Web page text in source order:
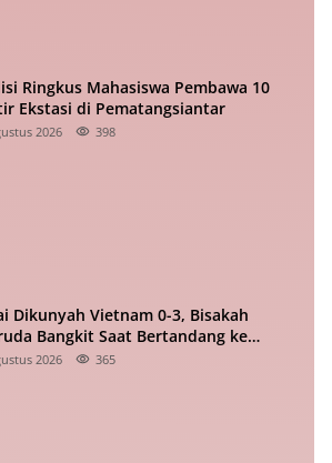
Ringkus Mahasiswa Pembawa 10
Ekstasi di Pematangsiantar
2026 398
Dikunyah Vietnam 0-3, Bisakah
Bangkit Saat Bertandang ke
2026 365